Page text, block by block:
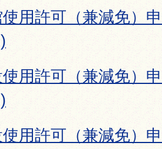
用許可（兼減免）
用許可（兼減免）
用許可（兼減免）